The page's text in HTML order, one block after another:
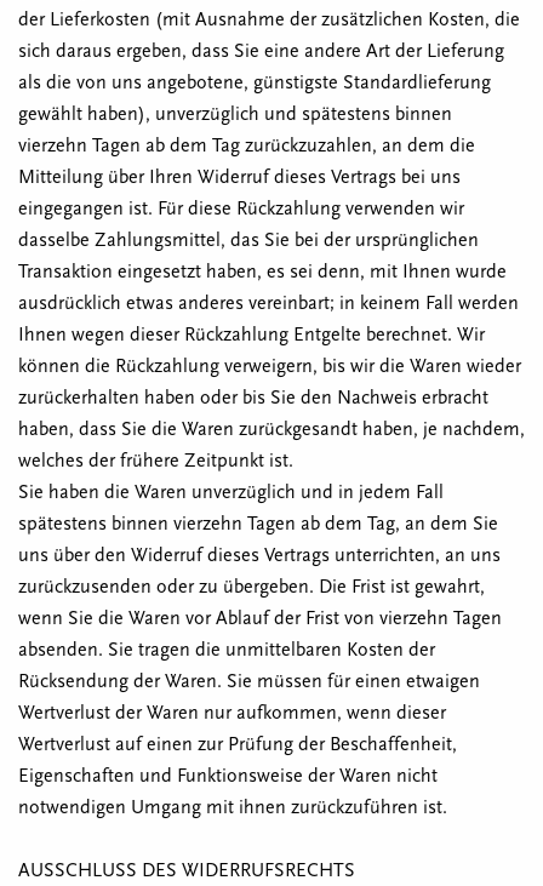
der Lieferkosten (mit Ausnahme der zusätzlichen Kosten, die
sich daraus ergeben, dass Sie eine andere Art der Lieferung
als die von uns angebotene, günstigste Standardlieferung
gewählt haben), unverzüglich und spätestens binnen
vierzehn Tagen ab dem Tag zurückzuzahlen, an dem die
Mitteilung über Ihren Widerruf dieses Vertrags bei uns
eingegangen ist. Für diese Rückzahlung verwenden wir
dasselbe Zahlungsmittel, das Sie bei der ursprünglichen
Transaktion eingesetzt haben, es sei denn, mit Ihnen wurde
ausdrücklich etwas anderes vereinbart; in keinem Fall werden
Ihnen wegen dieser Rückzahlung Entgelte berechnet. Wir
können die Rückzahlung verweigern, bis wir die Waren wieder
zurückerhalten haben oder bis Sie den Nachweis erbracht
haben, dass Sie die Waren zurückgesandt haben, je nachdem,
welches der frühere Zeitpunkt ist.
Sie haben die Waren unverzüglich und in jedem Fall
spätestens binnen vierzehn Tagen ab dem Tag, an dem Sie
uns über den Widerruf dieses Vertrags unterrichten, an uns
zurückzusenden oder zu übergeben. Die Frist ist gewahrt,
wenn Sie die Waren vor Ablauf der Frist von vierzehn Tagen
absenden. Sie tragen die unmittelbaren Kosten der
Rücksendung der Waren. Sie müssen für einen etwaigen
Wertverlust der Waren nur aufkommen, wenn dieser
Wertverlust auf einen zur Prüfung der Beschaffenheit,
Eigenschaften und Funktionsweise der Waren nicht
notwendigen Umgang mit ihnen zurückzuführen ist.
AUSSCHLUSS DES WIDERRUFSRECHTS